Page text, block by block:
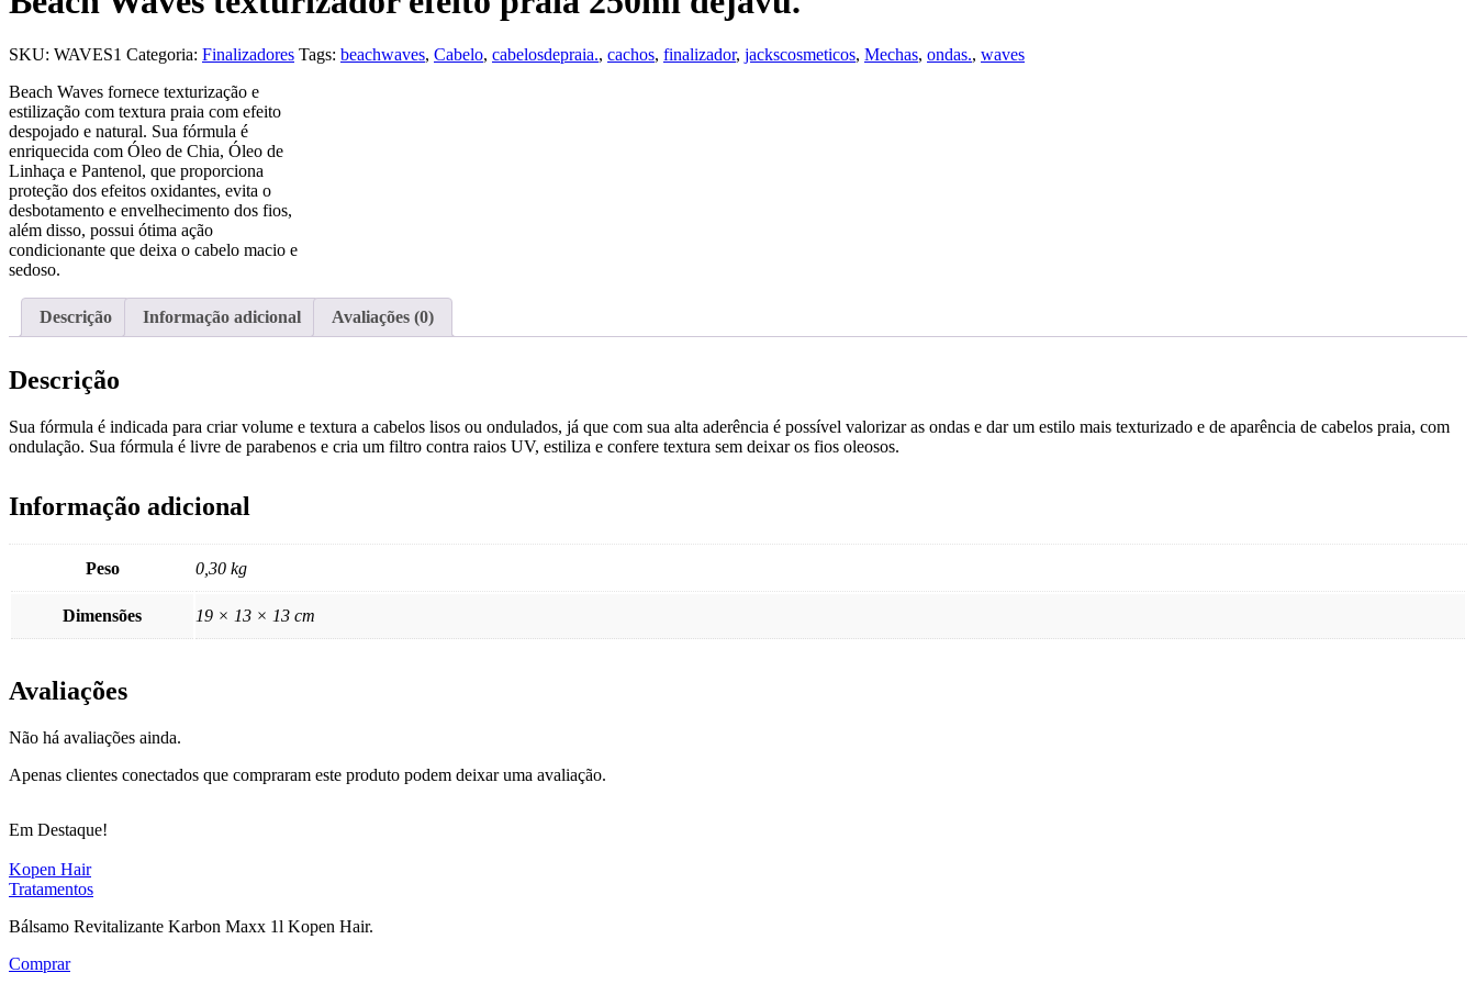
SKU: WAVES1 Categoria: Finalizadores Tags: beachwaves, Cabelo, cabelosdepraia., cachos, finalizador, jackscosmeticos, Mechas, ondas., waves
Beach Waves fornece texturização e
estilização com textura praia com efeito
despojado e natural. Sua fórmula é
enriquecida com Óleo de Chia, Óleo de
Linhaça e Pantenol, que proporciona
proteção dos efeitos oxidantes, evita o
desbotamento e envelhecimento dos fios,
além disso, possui ótima ação
condicionante que deixa o cabelo macio e
sedoso.
Descrição Informação adicional Avaliações (0)
Descrição
Sua fórmula é indicada para criar volume e textura a cabelos lisos ou ondulados, já que com sua alta aderência é possível valorizar as ondas e dar um estilo mais texturizado e de aparência de cabelos praia, com
ondulação. Sua fórmula é livre de parabenos e cria um filtro contra raios UV, estiliza e confere textura sem deixar os fios oleosos.
Informação adicional
Peso 0,30 kg
Dimensões 19 × 13 × 13 cm
Avaliações
Não há avaliações ainda.
Apenas clientes conectados que compraram este produto podem deixar uma avaliação.
Em Destaque!
Kopen Hair
Tratamentos
Bálsamo Revitalizante Karbon Maxx 1l Kopen Hair.
Comprar